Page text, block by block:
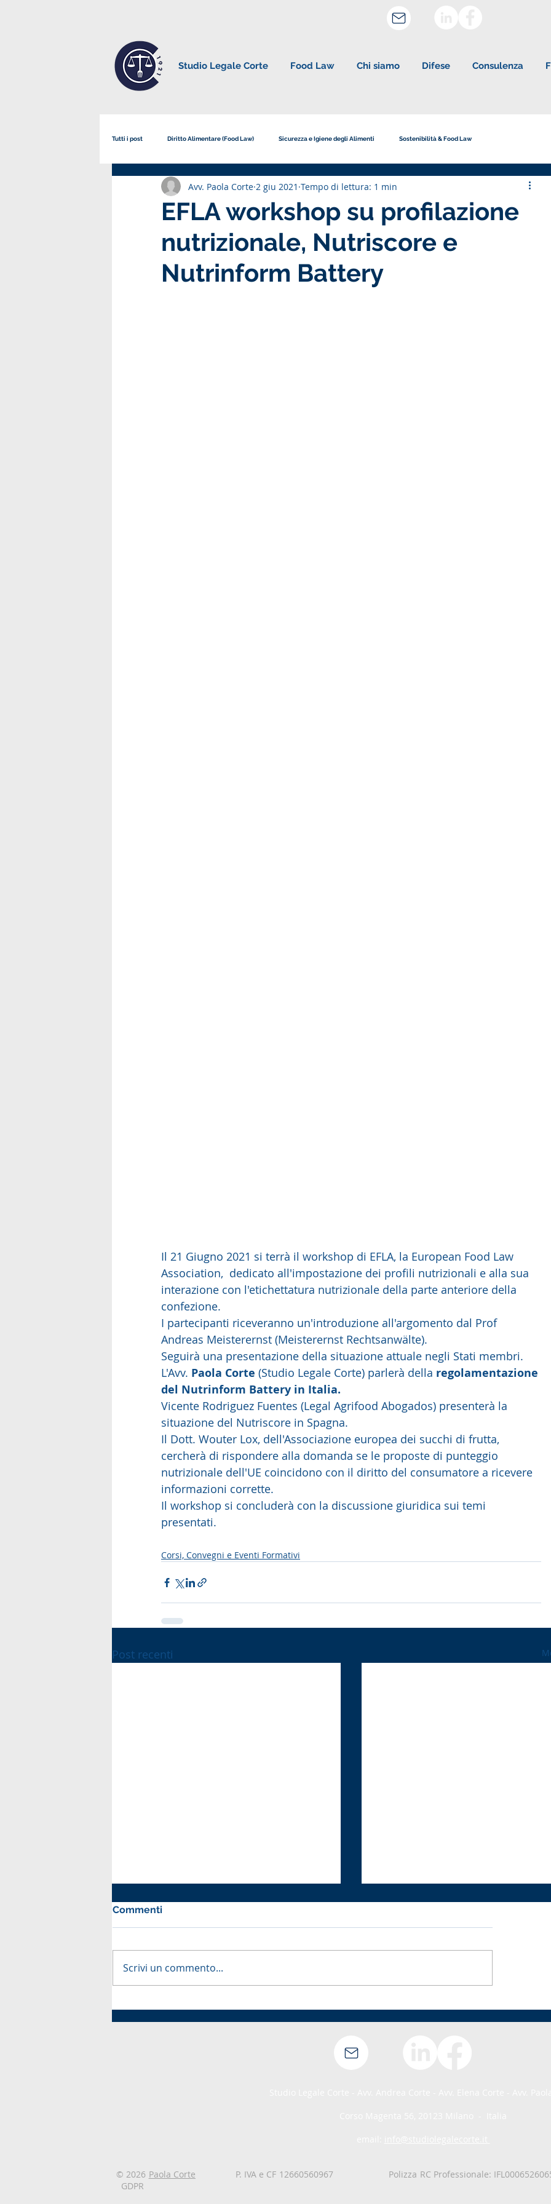
Studio Legale Corte Food Law Chi siamo Difese Consulenza
Tutti i post Diritto Alimentare (Food Law) Sicurezza e Igiene degli Alimenti Sostenibilità & Food Law
Corsi, Convegni e Eventi Formativi su Studio Legale Corte Etichettatura e Pubblicità
EFLA workshop su profilazione
nutrizionale, Nutriscore e
Nutrinform Battery
Avv. Paola Corte 2 giu 2021 Tempo di lettura: 1 min
Il 21 Giugno 2021 si terrà il workshop di EFLA, la European Food Law
Association,  dedicato all'impostazione dei profili nutrizionali e alla sua
interazione con l'etichettatura nutrizionale della parte anteriore della
confezione.
I partecipanti riceveranno un'introduzione all'argomento dal Prof
Andreas Meisterernst (Meisterernst Rechtsanwälte).
Seguirà una presentazione della situazione attuale negli Stati membri.
L'Avv. Paola Corte (Studio Legale Corte) parlerà della regolamentazione
del Nutrinform Battery in Italia.
Vicente Rodriguez Fuentes (Legal Agrifood Abogados) presenterà la
situazione del Nutriscore in Spagna.
Il Dott. Wouter Lox, dell'Associazione europea dei succhi di frutta,
cercherà di rispondere alla domanda se le proposte di punteggio
nutrizionale dell'UE coincidono con il diritto del consumatore a ricevere
informazioni corrette.
Il workshop si concluderà con la discussione giuridica sui temi
presentati.
Corsi, Convegni e Eventi Formativi
Post recenti
Commenti
Scrivi un commento...
© 2026 Paola Corte P. IVA e CF 12660560967 Polizza RC Professionale:
GDPR